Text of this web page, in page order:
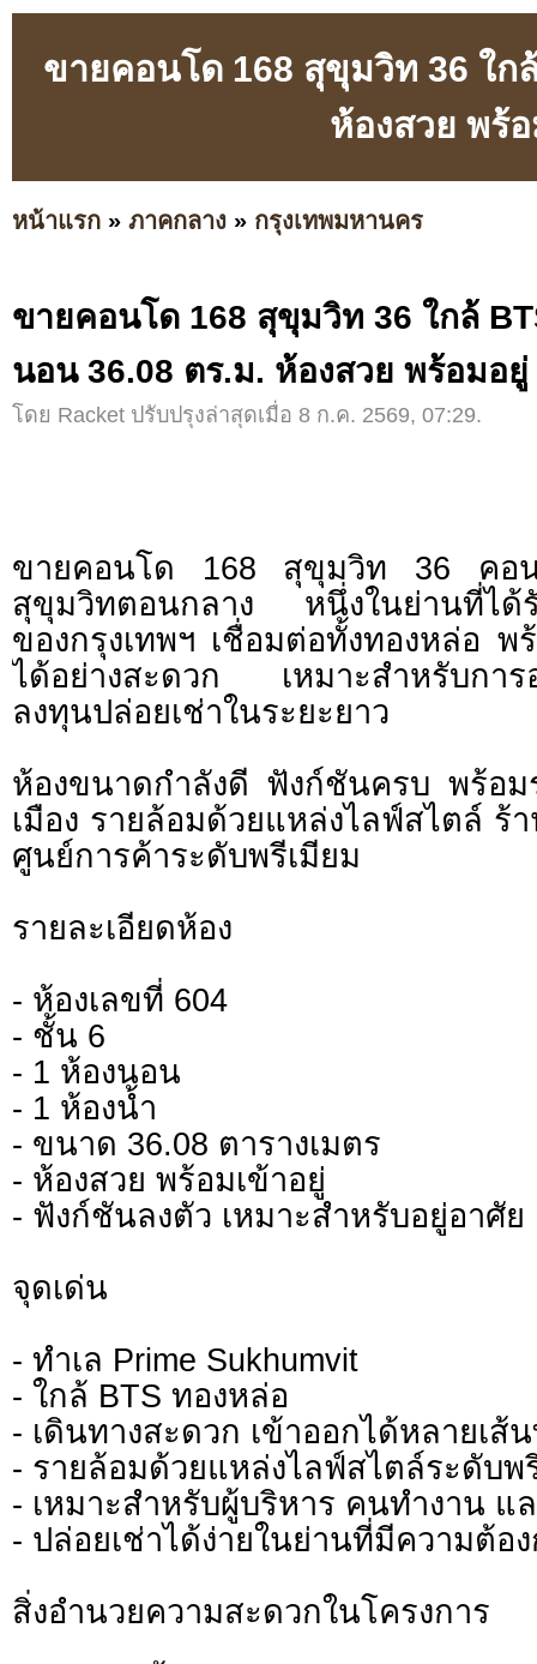
ขายคอนโด 168 สุขุมวิท 36 ใก
ห้องสวย พร้
หน้าแรก » ภาคกลาง » กรุงเทพมหานคร
ขายคอนโด 168 สุขุมวิท 36 ใกล้
นอน 36.08 ตร.ม. ห้องสวย พร้อมอ
โดย Racket ปรับปรุงล่าสุดเมื่อ 8 ก.ค. 2569, 07:29.
ขายคอนโด 168 สุขุมวิท 36 คอน
สุขุมวิทตอนกลาง หนึ่งในย่านที่ได้
ของกรุงเทพฯ เชื่อมต่อทั้งทองหล่อ พ
ได้อย่างสะดวก เหมาะสำหรับการอ
ลงทุนปล่อยเช่าในระยะยาว
ห้องขนาดกำลังดี ฟังก์ชันครบ พร้อม
เมือง รายล้อมด้วยแหล่งไลฟ์สไตล์ ร้
ศูนย์การค้าระดับพรีเมียม
รายละเอียดห้อง
- ห้องเลขที่ 604
- ชั้น 6
- 1 ห้องนอน
- 1 ห้องน้ำ
- ขนาด 36.08 ตารางเมตร
- ห้องสวย พร้อมเข้าอยู่
- ฟังก์ชันลงตัว เหมาะสำหรับอยู่อาศัย
จุดเด่น
- ทำเล Prime Sukhumvit
- ใกล้ BTS ทองหล่อ
- เดินทางสะดวก เข้าออกได้หลายเส้
- รายล้อมด้วยแหล่งไลฟ์สไตล์ระดับพ
- เหมาะสำหรับผู้บริหาร คนทำงาน แ
- ปล่อยเช่าได้ง่ายในย่านที่มีความต้อง
สิ่งอำนวยความสะดวกในโครงการ